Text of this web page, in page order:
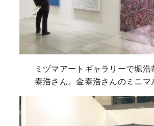
ミヅマアートギャラリーで堀浩
泰浩さん。金泰浩さんのミニマ